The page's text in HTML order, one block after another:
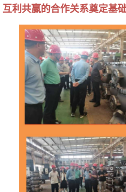
互利共赢的合作关系奠定基础